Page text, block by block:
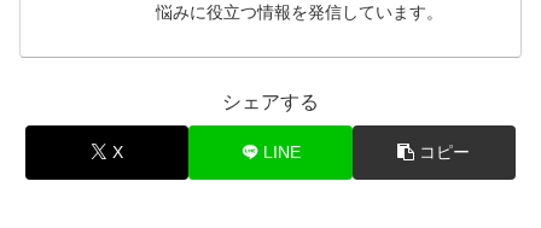
悩みに役立つ情報を発信しています。
シェアする
X LINE コピー